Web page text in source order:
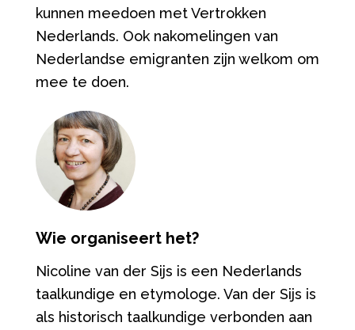
kunnen meedoen met Vertrokken
Nederlands. Ook nakomelingen van
Nederlandse emigranten zijn welkom om
mee te doen.
Wie organiseert het?
Nicoline van der Sijs is een Nederlands
taalkundige en etymologe. Van der Sijs is
als historisch taalkundige verbonden aan